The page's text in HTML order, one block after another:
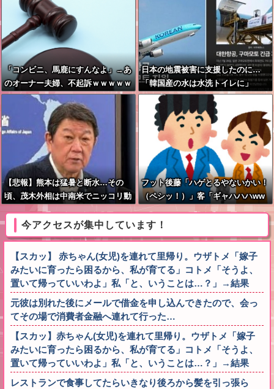
「コンビニ、馬鹿にすんなよ」→あ
のオーナー夫婦、不起訴ｗｗｗｗｗ
ｗｗｗｗ
日本の地震被害に支援したのに…
「韓国産の水は水洗トイレに」
【悲報】熊本は猛暑と断水…その
頃、茂木外相は中南米でニッコリ動
フット後藤「ハゲとるやないかい！
（ペシッ！）」客「ギャハハハww
wwww」←何が面白いの？
今アクセスが集中しています！
【スカッ】 赤ちゃん(女児)を連れて里帰り。ウザトメ「嫁子
みたいに育ったら困るから、私が育てる」コトメ「そうよ、
置いて帰っていいわよ」私「と、いうことは…？」→結果
元彼は別れた後にメールで借金を申し込んできたので、会っ
てその場で消費者金融へ連れて行った…
【スカッ】赤ちゃん(女児)を連れて里帰り。ウザトメ「嫁子
みたいに育ったら困るから、私が育てる」コトメ「そうよ、
置いて帰っていいわよ」私「と、いうことは…？」→結果
レストランで食事してたらいきなり後ろから髪を引っ張ら